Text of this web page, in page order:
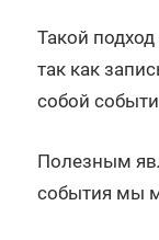
Такой подход
так как
собой
Полезным
события мы